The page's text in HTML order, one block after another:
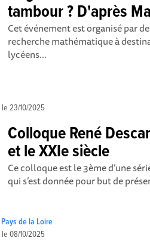
tambour ? D'après
Cet événement est organisé par
recherche mathématique à
lycéens...
le23/10/2025
Colloque René
et le XXIe siècle
Ce colloque est le 3ème d’une
qui s’est donnée pour but de
de la Loire
le08/10/2025